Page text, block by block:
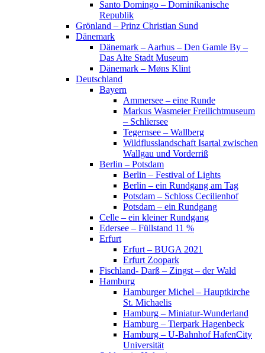
Santo Domingo – Dominikanische
Republik
Grönland – Prinz Christian Sund
Dänemark
Dänemark – Aarhus – Den Gamle By –
Das Alte Stadt Museum
Dänemark – Møns Klint
Deutschland
Bayern
Ammersee – eine Runde
Markus Wasmeier Freilichtmuseum
– Schliersee
Tegernsee – Wallberg
Wildflusslandschaft Isartal zwischen
Wallgau und Vorderriß
Berlin – Potsdam
Berlin – Festival of Lights
Berlin – ein Rundgang am Tag
Potsdam – Schloss Cecilienhof
Potsdam – ein Rundgang
Celle – ein kleiner Rundgang
Edersee – Füllstand 11 %
Erfurt
Erfurt – BUGA 2021
Erfurt Zoopark
Fischland- Darß – Zingst – der Wald
Hamburg
Hamburger Michel – Hauptkirche
St. Michaelis
Hamburg – Miniatur-Wunderland
Hamburg – Tierpark Hagenbeck
Hamburg – U-Bahnhof HafenCity
Universität